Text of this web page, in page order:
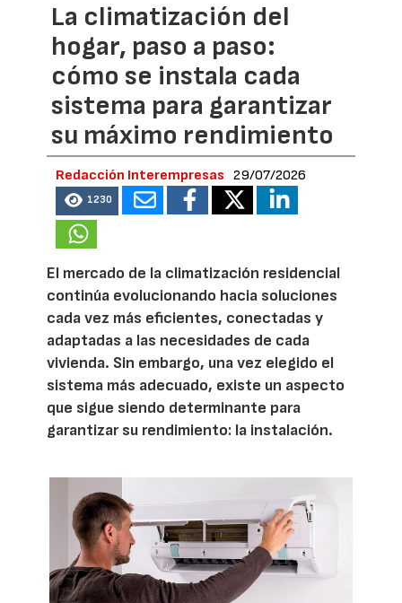
La climatización del
hogar, paso a paso:
cómo se instala cada
sistema para garantizar
su máximo rendimiento
Redacción Interempresas 29/07/2026
1230
El mercado de la climatización residencial
continúa evolucionando hacia soluciones
cada vez más eficientes, conectadas y
adaptadas a las necesidades de cada
vivienda. Sin embargo, una vez elegido el
sistema más adecuado, existe un aspecto
que sigue siendo determinante para
garantizar su rendimiento: la instalación.